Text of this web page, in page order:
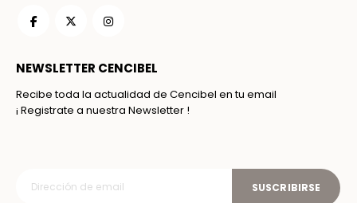
NEWSLETTER CENCIBEL
Recibe toda la actualidad de Cencibel en tu email
¡ Registrate a nuestra Newsletter !
SUSCRIBIRSE